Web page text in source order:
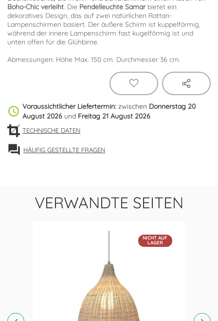
Boho-Chic verleiht. Die Pendelleuchte Samarbietet ein
dekoratives Design, das auf zwei natürlichen Rattan-
Lampenschirmen basiert. Der äußere Schirm ist kuppelförmig,
während der innere Lampenschirm fast kugelförmig ist und
unten offen für die Glühbirne.
Abmessungen: Höhe Max. 150 cm. Durchmesser 36 cm.
schedule Voraussichtlicher Liefertermin: zwischen Donnerstag 20
August 2026 und Freitag 21 August 2026
TECHNISCHE DATEN
forum HÄUFIG GESTELLTE FRAGEN
VERWANDTE SEITEN
NICHT AUF
LAGER